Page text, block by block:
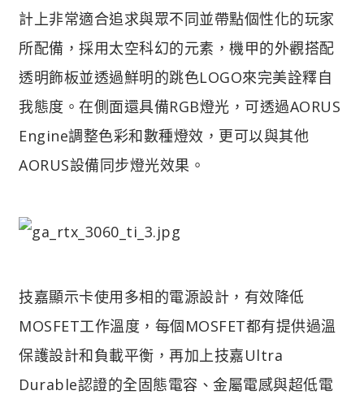
計上非常適合追求與眾不同並帶點個性化的玩家
所配備，採用太空科幻的元素，機甲的外觀搭配
透明飾板並透過鮮明的跳色LOGO來完美詮釋自
我態度。在側面還具備RGB燈光，可透過AORUS
Engine調整色彩和數種燈效，更可以與其他
AORUS設備同步燈光效果。
技嘉顯示卡使用多相的電源設計，有效降低
MOSFET工作溫度，每個MOSFET都有提供過溫
保護設計和負載平衡，再加上技嘉Ultra
Durable認證的全固態電容、金屬電感與超低電